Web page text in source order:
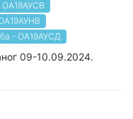
ОА19АУСВ
- ОА19АУСД
09-10.09.2024.